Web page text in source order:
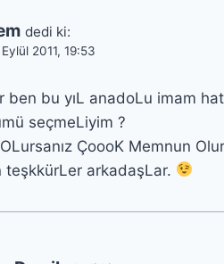
dedi ki:
2011, 19:53
ben bu yıL anadoLu imam
seçmeLiyim ?
OLursanız ÇoooK Memnun
teşkkürLer arkadaşLar.